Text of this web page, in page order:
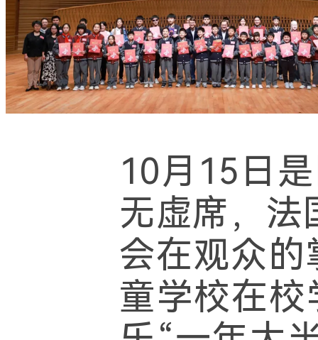
10月15日
无虚席，法
会在观众
童学校在